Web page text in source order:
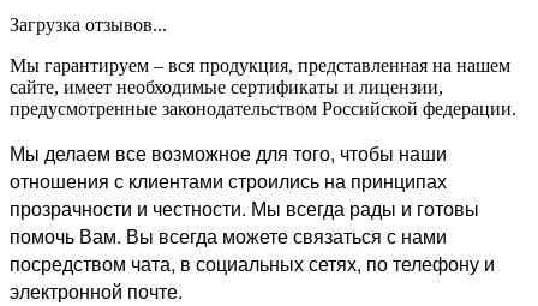
Загрузка отзывов...
Мы гарантируем – вся продукция, представленная на нашем
сайте, имеет необходимые сертификаты и лицензии,
предусмотренные законодательством Российской федерации.
Мы делаем все возможное для того, чтобы наши
отношения с клиентами строились на принципах
прозрачности и честности. Мы всегда рады и готовы
помочь Вам. Вы всегда можете связаться с нами
посредством чата, в социальных сетях, по телефону и
электронной почте.